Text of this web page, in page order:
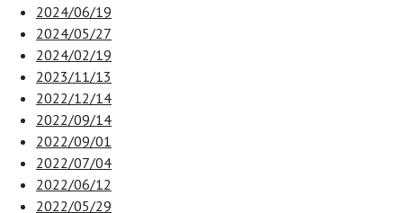
2024/06/19
2024/05/27
2024/02/19
2023/11/13
2022/12/14
2022/09/14
2022/09/01
2022/07/04
2022/06/12
2022/05/29